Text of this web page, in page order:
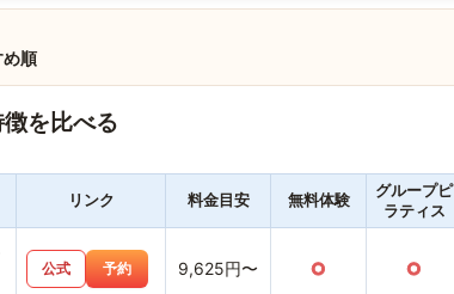
め順
を比べる
リンク 料金目安 無料体験
グループピ
ラティス
公式 予約 9,625円〜 ○ ○